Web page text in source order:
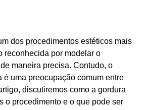
dos procedimentos estéticos mais
reconhecida por modelar o
maneira precisa. Contudo, o
é uma preocupação comum entre
discutiremos como a gordura
o procedimento e o que pode ser